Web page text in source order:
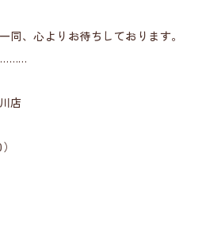
同、心よりお待ちしております。
店